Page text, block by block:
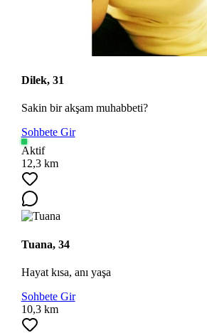
Dilek, 31
Sakin bir akşam muhabbeti?
Sohbete Gir
Aktif
12,3 km
Tuana, 34
Hayat kısa, anı yaşa
Sohbete Gir
10,3 km